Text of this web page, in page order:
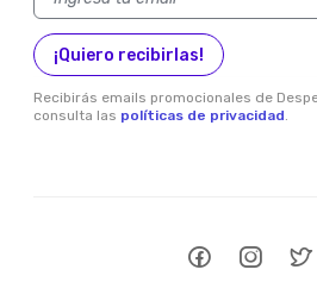
¡Quiero recibirlas!
Recibirás emails promocionales de
consulta las políticas de privacidad.